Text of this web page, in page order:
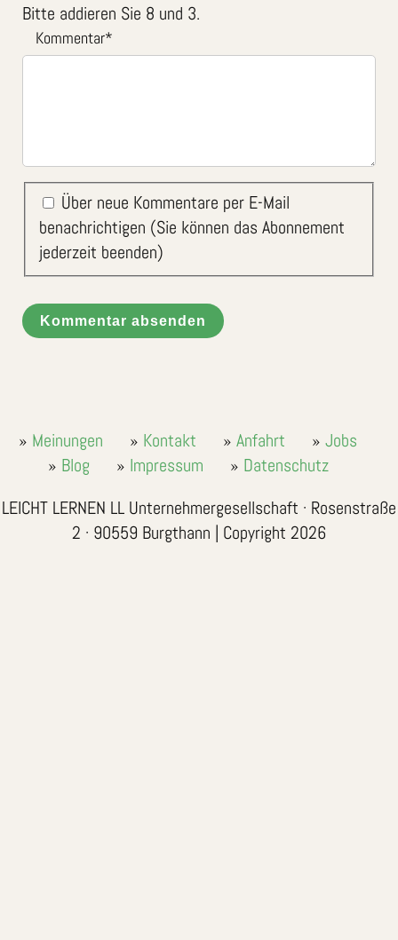
Bitte addieren Sie 8 und 3.
Kommentar*
Über neue Kommentare per E-Mail
benachrichtigen (Sie können das Abonnement
jederzeit beenden)
Kommentar absenden
Meinungen Kontakt Anfahrt
Jobs
Blog
Impressum
Datenschutz
LEICHT LERNEN LL Unternehmergesellschaft · Rosenstraße
2 · 90559 Burgthann | Copyright 2026